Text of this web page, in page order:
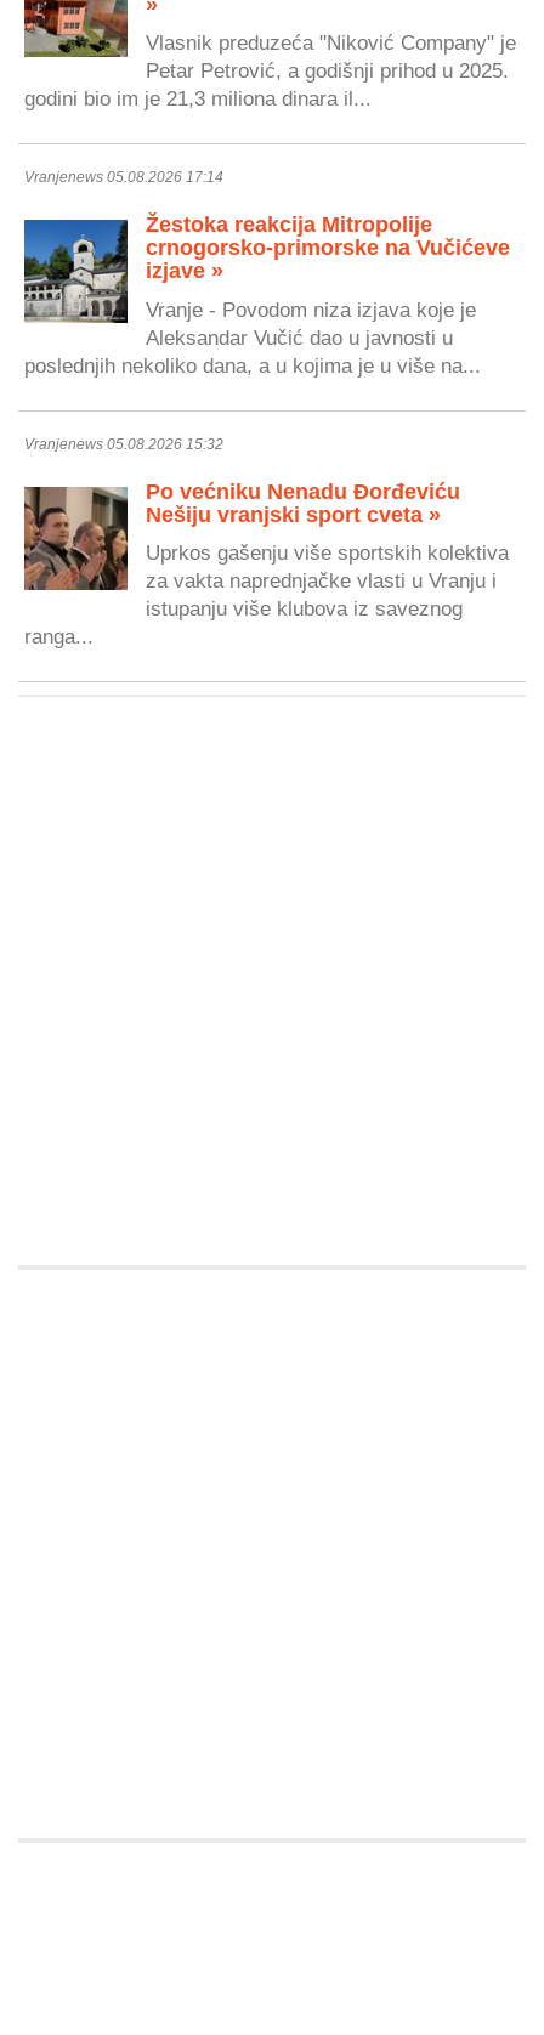
Vlasnik preduzeća "Niković Company" je
Petar Petrović, a godišnji prihod u 2025.
godini bio im je 21,3 miliona dinara il...
Vranjenews 05.08.2026 17:14
Žestoka reakcija Mitropolije
crnogorsko-primorske na Vučićeve
izjave »
Vranje - Povodom niza izjava koje je
Aleksandar Vučić dao u javnosti u
poslednjih nekoliko dana, a u kojima je u više na...
Vranjenews 05.08.2026 15:32
Po većniku Nenadu Đorđeviću
Nešiju vranjski sport cveta »
Uprkos gašenju više sportskih kolektiva
za vakta naprednjačke vlasti u Vranju i
istupanju više klubova iz saveznog
ranga...